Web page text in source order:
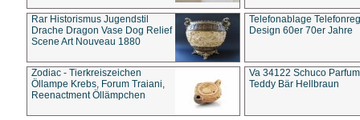
Rar Historismus Jugendstil
Drache Dragon Vase Dog Relief
Scene Art Nouveau 1880
Telefonablage
Design 60er 70er Jahre
Zodiac - Tierkreiszeichen
Öllampe Krebs, Forum Traiani,
Reenactment Öllämpchen
Va 34122 Schuco
Teddy Bär Hellbraun